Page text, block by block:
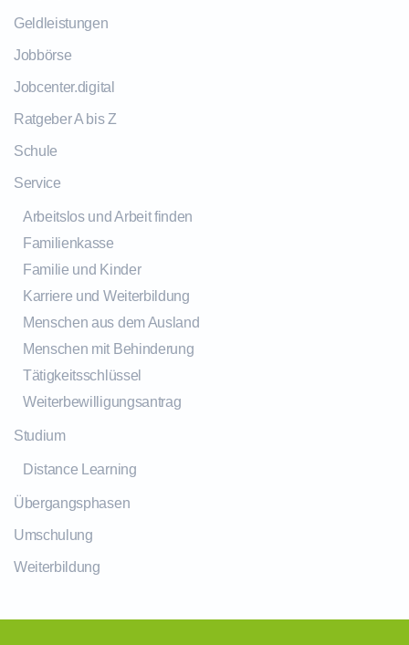
Geldleistungen
Jobbörse
Jobcenter.digital
Ratgeber A bis Z
Schule
Service
Arbeitslos und Arbeit finden
Familienkasse
Familie und Kinder
Karriere und Weiterbildung
Menschen aus dem Ausland
Menschen mit Behinderung
Tätigkeitsschlüssel
Weiterbewilligungsantrag
Studium
Distance Learning
Übergangsphasen
Umschulung
Weiterbildung